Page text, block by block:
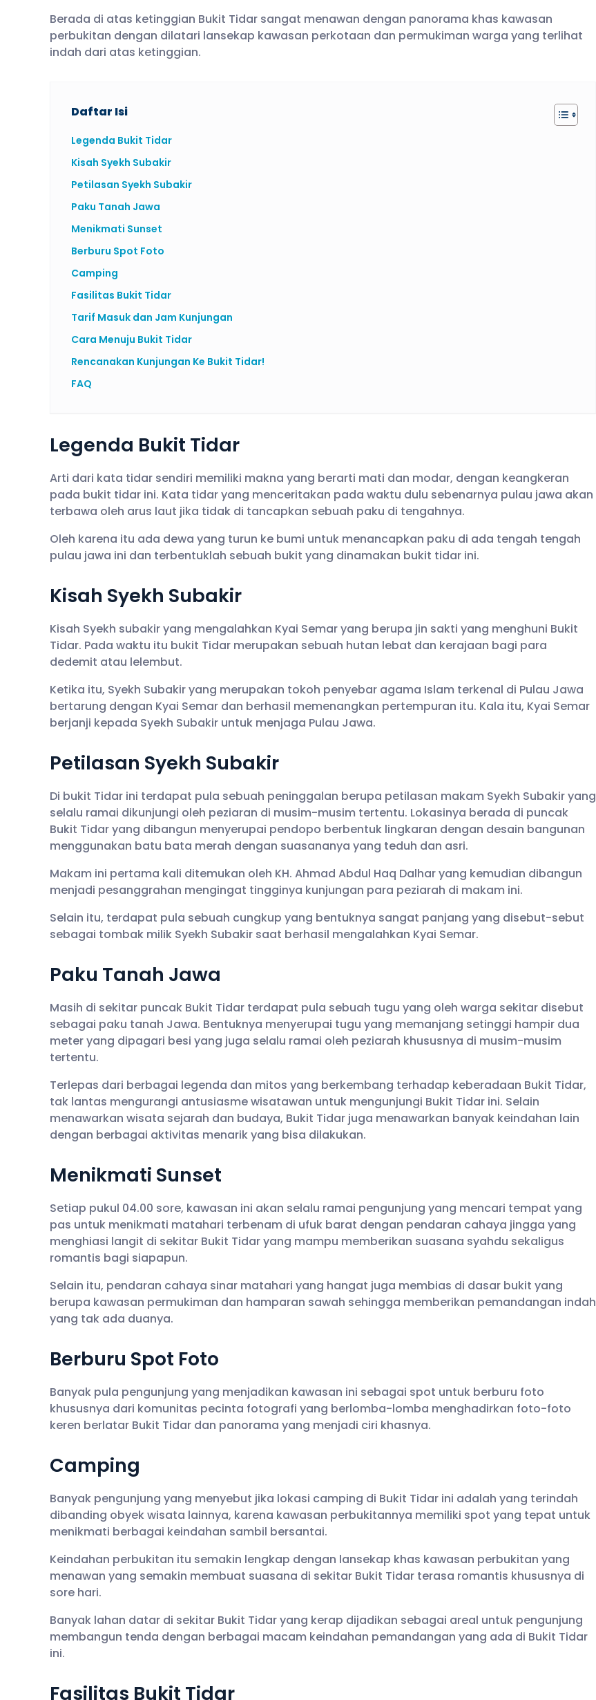
Berada di atas ketinggian Bukit Tidar sangat menawan dengan panorama khas kawasan
perbukitan dengan dilatari lansekap kawasan perkotaan dan permukiman warga yang terlihat
indah dari atas ketinggian.
Daftar Isi
Legenda Bukit Tidar
Kisah Syekh Subakir
Petilasan Syekh Subakir
Paku Tanah Jawa
Menikmati Sunset
Berburu Spot Foto
Camping
Fasilitas Bukit Tidar
Tarif Masuk dan Jam Kunjungan
Cara Menuju Bukit Tidar
Rencanakan Kunjungan Ke Bukit Tidar!
FAQ
Legenda Bukit Tidar
Arti dari kata tidar sendiri memiliki makna yang berarti mati dan modar, dengan keangkeran
pada bukit tidar ini. Kata tidar yang menceritakan pada waktu dulu sebenarnya pulau jawa akan
terbawa oleh arus laut jika tidak di tancapkan sebuah paku di tengahnya.
Oleh karena itu ada dewa yang turun ke bumi untuk menancapkan paku di ada tengah tengah
pulau jawa ini dan terbentuklah sebuah bukit yang dinamakan bukit tidar ini.
Kisah Syekh Subakir
Kisah Syekh subakir yang mengalahkan Kyai Semar yang berupa jin sakti yang menghuni Bukit
Tidar. Pada waktu itu bukit Tidar merupakan sebuah hutan lebat dan kerajaan bagi para
dedemit atau lelembut.
Ketika itu, Syekh Subakir yang merupakan tokoh penyebar agama Islam terkenal di Pulau Jawa
bertarung dengan Kyai Semar dan berhasil memenangkan pertempuran itu. Kala itu, Kyai Semar
berjanji kepada Syekh Subakir untuk menjaga Pulau Jawa.
Petilasan Syekh Subakir
Di bukit Tidar ini terdapat pula sebuah peninggalan berupa petilasan makam Syekh Subakir yang
selalu ramai dikunjungi oleh peziaran di musim-musim tertentu. Lokasinya berada di puncak
Bukit Tidar yang dibangun menyerupai pendopo berbentuk lingkaran dengan desain bangunan
menggunakan batu bata merah dengan suasananya yang teduh dan asri.
Makam ini pertama kali ditemukan oleh KH. Ahmad Abdul Haq Dalhar yang kemudian dibangun
menjadi pesanggrahan mengingat tingginya kunjungan para peziarah di makam ini.
Selain itu, terdapat pula sebuah cungkup yang bentuknya sangat panjang yang disebut-sebut
sebagai tombak milik Syekh Subakir saat berhasil mengalahkan Kyai Semar.
Paku Tanah Jawa
Masih di sekitar puncak Bukit Tidar terdapat pula sebuah tugu yang oleh warga sekitar disebut
sebagai paku tanah Jawa. Bentuknya menyerupai tugu yang memanjang setinggi hampir dua
meter yang dipagari besi yang juga selalu ramai oleh peziarah khususnya di musim-musim
tertentu.
Terlepas dari berbagai legenda dan mitos yang berkembang terhadap keberadaan Bukit Tidar,
tak lantas mengurangi antusiasme wisatawan untuk mengunjungi Bukit Tidar ini. Selain
menawarkan wisata sejarah dan budaya, Bukit Tidar juga menawarkan banyak keindahan lain
dengan berbagai aktivitas menarik yang bisa dilakukan.
Menikmati Sunset
Setiap pukul 04.00 sore, kawasan ini akan selalu ramai pengunjung yang mencari tempat yang
pas untuk menikmati matahari terbenam di ufuk barat dengan pendaran cahaya jingga yang
menghiasi langit di sekitar Bukit Tidar yang mampu memberikan suasana syahdu sekaligus
romantis bagi siapapun.
Selain itu, pendaran cahaya sinar matahari yang hangat juga membias di dasar bukit yang
berupa kawasan permukiman dan hamparan sawah sehingga memberikan pemandangan indah
yang tak ada duanya.
Berburu Spot Foto
Banyak pula pengunjung yang menjadikan kawasan ini sebagai spot untuk berburu foto
khususnya dari komunitas pecinta fotografi yang berlomba-lomba menghadirkan foto-foto
keren berlatar Bukit Tidar dan panorama yang menjadi ciri khasnya.
Camping
Banyak pengunjung yang menyebut jika lokasi camping di Bukit Tidar ini adalah yang terindah
dibanding obyek wisata lainnya, karena kawasan perbukitannya memiliki spot yang tepat untuk
menikmati berbagai keindahan sambil bersantai.
Keindahan perbukitan itu semakin lengkap dengan lansekap khas kawasan perbukitan yang
menawan yang semakin membuat suasana di sekitar Bukit Tidar terasa romantis khususnya di
sore hari.
Banyak lahan datar di sekitar Bukit Tidar yang kerap dijadikan sebagai areal untuk pengunjung
membangun tenda dengan berbagai macam keindahan pemandangan yang ada di Bukit Tidar
ini.
Fasilitas Bukit Tidar